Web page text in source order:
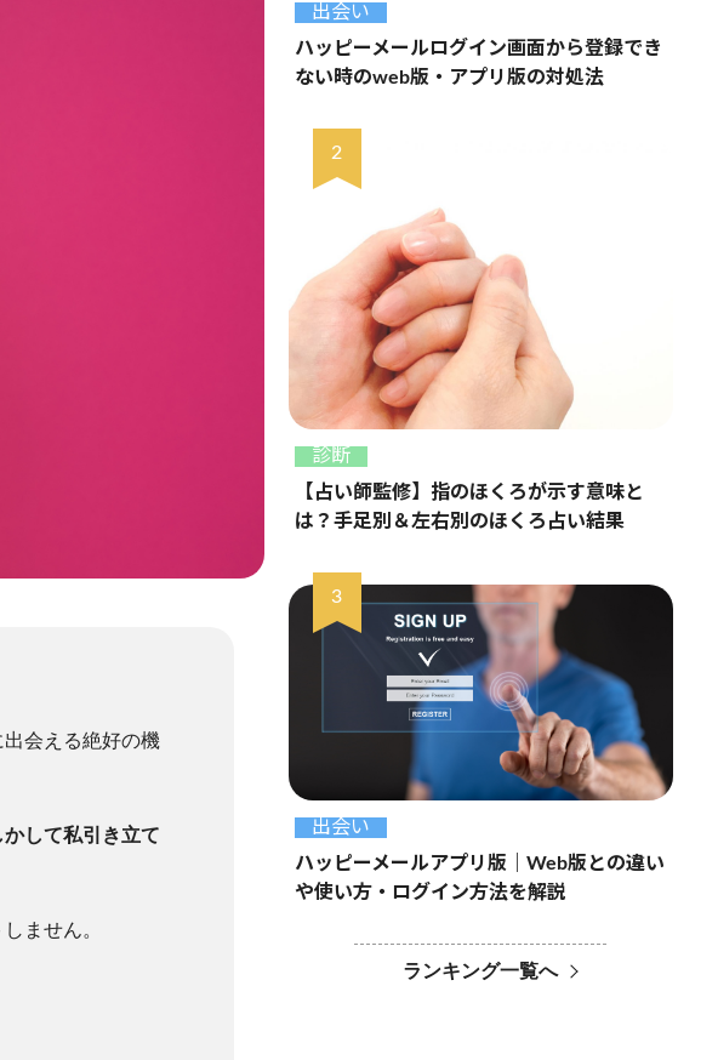
会える絶好の機
かして私引き立て
ません。
出会い
ハッピーメールログイン画面から登録でき
ない時のweb版・アプリ版の対処法
診断
【占い師監修】指のほくろが示す意味と
は？手足別＆左右別のほくろ占い結果
出会い
ハッピーメールアプリ版｜Web版との違い
や使い方・ログイン方法を解説
ランキング一覧へ